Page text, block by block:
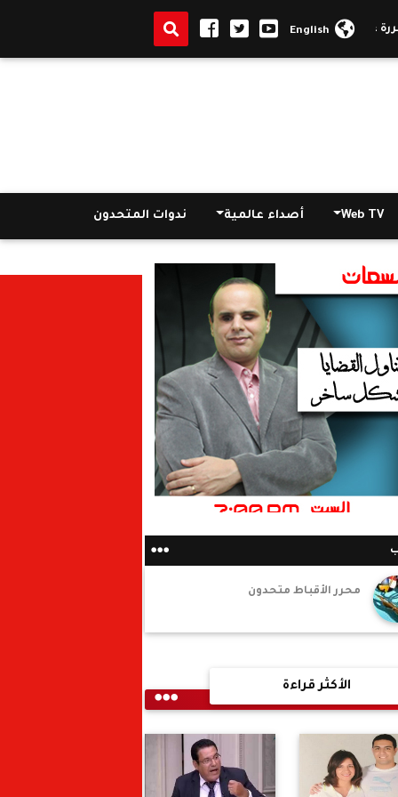
دخول المصريين أو الأجانب إلى مصر الانبا صموئيل يطيب رفات English
Web TV أصداء عالمية ندوات المتحدون
محرر الأقباط متحدون
الأكثر قراءة